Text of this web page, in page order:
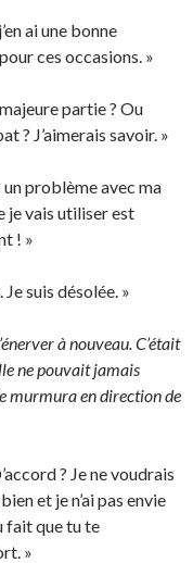
ai une bonne
ces occasions. »
partie ? Ou
? J’aimerais savoir. »
un problème avec ma
je vais utiliser est
! »
suis désolée. »
à nouveau. C’était
ne pouvait jamais
murmura en direction de
? Je ne voudrais
et je n’ai pas envie
fait que tu te
»